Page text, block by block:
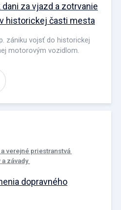
za vjazd a zotrvanie
historickej časti mesta
zániku vojsť do historickej
motorovým vozidlom.
a verejné priestranstvá
závady
dopravného